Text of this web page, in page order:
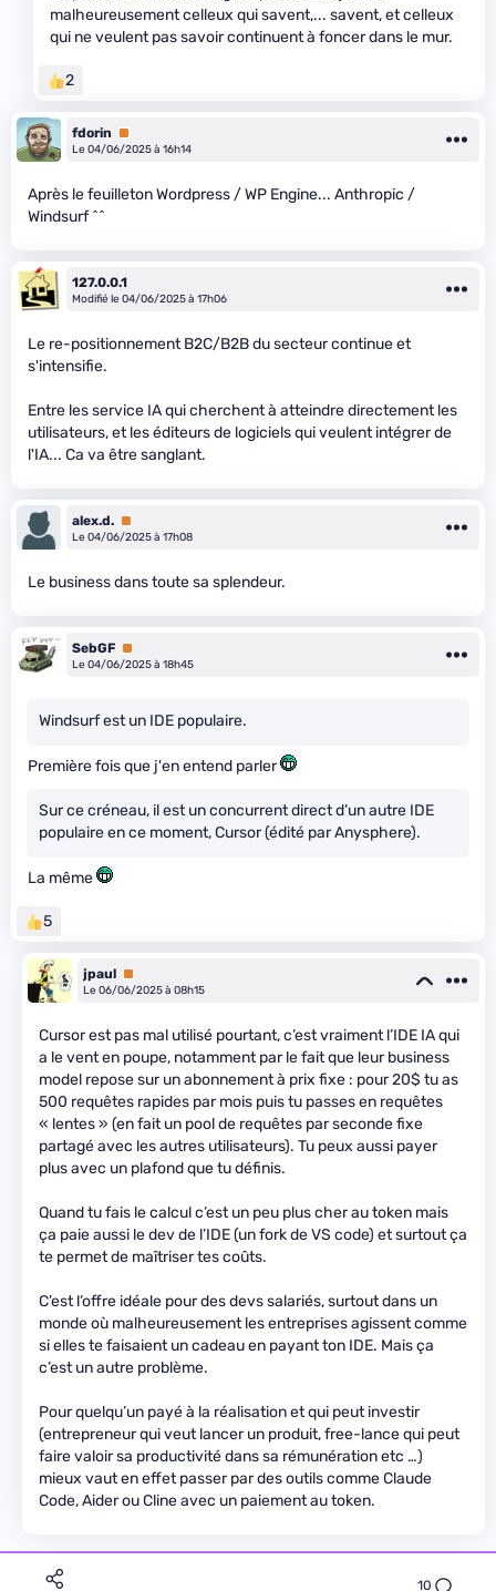
10
malheureusement celleux qui savent,... savent, et celleux
qui ne veulent pas savoir continuent à foncer dans le mur.
2
fdorin
Premium
Le 04/06/2025 à 16h14
Après le feuilleton Wordpress / WP Engine... Anthropic /
Windsurf ^^
127.0.0.1
Modifié le 04/06/2025 à 17h06
Le re-positionnement B2C/B2B du secteur continue et
s'intensifie.
Entre les service IA qui cherchent à atteindre directement les
utilisateurs, et les éditeurs de logiciels qui veulent intégrer de
l'IA... Ca va être sanglant.
alex.d. Premium
Le 04/06/2025 à 17h08
Le business dans toute sa splendeur.
SebGF Premium
Le 04/06/2025 à 18h45
Windsurf est un IDE populaire.
Première fois que j'en entend parler
Sur ce créneau, il est un concurrent direct d’un autre IDE
populaire en ce moment, Cursor (édité par Anysphere).
La même
5
jpaul Premium
Le 06/06/2025 à 08h15
Cursor est pas mal utilisé pourtant, c’est vraiment l’IDE IA qui
a le vent en poupe, notamment par le fait que leur business
model repose sur un abonnement à prix fixe : pour 20$ tu as
500 requêtes rapides par mois puis tu passes en requêtes
« lentes » (en fait un pool de requêtes par seconde fixe
partagé avec les autres utilisateurs). Tu peux aussi payer
plus avec un plafond que tu définis.
Quand tu fais le calcul c’est un peu plus cher au token mais
ça paie aussi le dev de l’IDE (un fork de VS code) et surtout ça
te permet de maîtriser tes coûts.
C’est l’offre idéale pour des devs salariés, surtout dans un
monde où malheureusement les entreprises agissent comme
si elles te faisaient un cadeau en payant ton IDE. Mais ça
c’est un autre problème.
Pour quelqu’un payé à la réalisation et qui peut investir
(entrepreneur qui veut lancer un produit, free-lance qui peut
faire valoir sa productivité dans sa rémunération etc …)
mieux vaut en effet passer par des outils comme Claude
Code, Aider ou Cline avec un paiement au token.